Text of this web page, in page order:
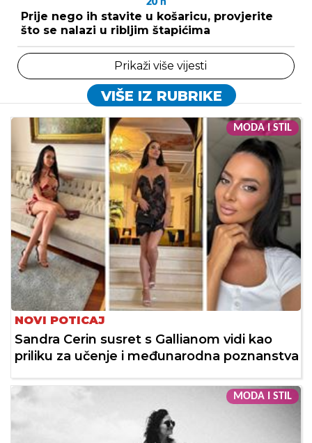
20 h
Prije nego ih stavite u košaricu, provjerite
što se nalazi u ribljim štapićima
Prikaži više vijesti
VIŠE IZ RUBRIKE
MODA I STIL
NOVI POTICAJ
Sandra Cerin susret s Gallianom vidi kao
priliku za učenje i međunarodna poznanstva
MODA I STIL